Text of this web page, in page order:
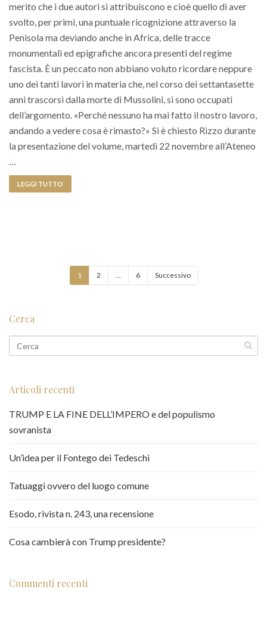
merito che i due autori si attribuiscono e cioè quello di aver
svolto, per primi, una puntuale ricognizione attraverso la
Penisola ma deviando anche in Africa, delle tracce
monumentali ed epigrafiche ancora presenti del regime
fascista. È un peccato non abbiano voluto ricordare neppure
uno dei tanti lavori in materia che, nel corso dei settantasette
anni trascorsi dalla morte di Mussolini, si sono occupati
dell’argomento. «Perché nessuno ha mai fatto il nostro lavoro,
andando a vedere cosa è rimasto?» Si è chiesto Rizzo durante
la presentazione del volume, martedì 22 novembre all’Ateneo
…
LEGGI TUTTO
1 2 … 6 Successivo
Cerca
Articoli recenti
TRUMP E LA FINE DELL’IMPERO e del populismo
sovranista
Un’idea per il Fontego dei Tedeschi
Tatuaggi ovvero del luogo comune
Esodo, rivista n. 243, una recensione
Cosa cambierà con Trump presidente?
Commenti recenti